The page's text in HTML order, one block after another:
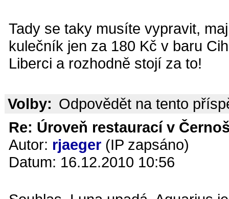
Tady se taky musíte vypravit,
kulečník jen za 180 Kč v baru
Liberci a rozhodně stojí za to!
Volby: Odpovědět na tento
Re: Úroveň restaurací v
Autor: rjaeger (IP zapsáno)
Datum: 16.12.2010 10:56